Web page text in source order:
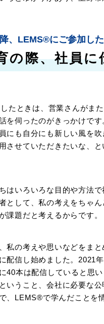
、LEMS®にご参加し
の際、社員
たときは、営業さんがま
を伺ったのがきっかけで
にも自分にも新しい風を吹
させていただきたいな、と
はいろいろな目的や方法
として、私の考えをちゃん
課題だと考えるからです。
私の考えや思いなどをま
配信し始めました。2021
40本は配信していると思
いうこと、会社に必要な
、LEMS®で学んだことを